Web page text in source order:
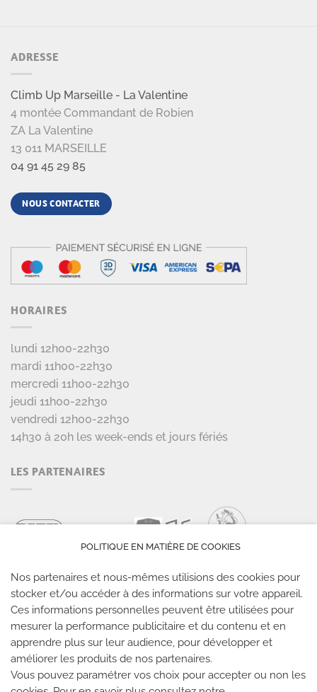
ADRESSE
Climb Up Marseille - La Valentine
4 montée Commandant de Robien
ZA La Valentine
13 011 MARSEILLE
04 91 45 29 85
NOUS CONTACTER
HORAIRES
lundi 12h00-22h30
mardi 11h00-22h30
mercredi 11h00-22h30
jeudi 11h00-22h30
vendredi 12h00-22h30
14h30 à 20h les week-ends et jours fériés
LES PARTENAIRES
LES SALLES CLIMB UP
Climb Up vous accueille dans ses salles, partout en
POLITIQUE EN MATIÈRE DE COOKIES
Nos partenaires et nous-mêmes utilisions des cookies pour
stocker et/ou accéder à des informations sur votre appareil.
Ces informations personnelles peuvent être utilisées pour
mesurer la performance publicitaire et du contenu et en
apprendre plus sur leur audience, pour développer et
améliorer les produits de nos partenaires.
Vous pouvez paramétrer vos choix pour accepter ou non les